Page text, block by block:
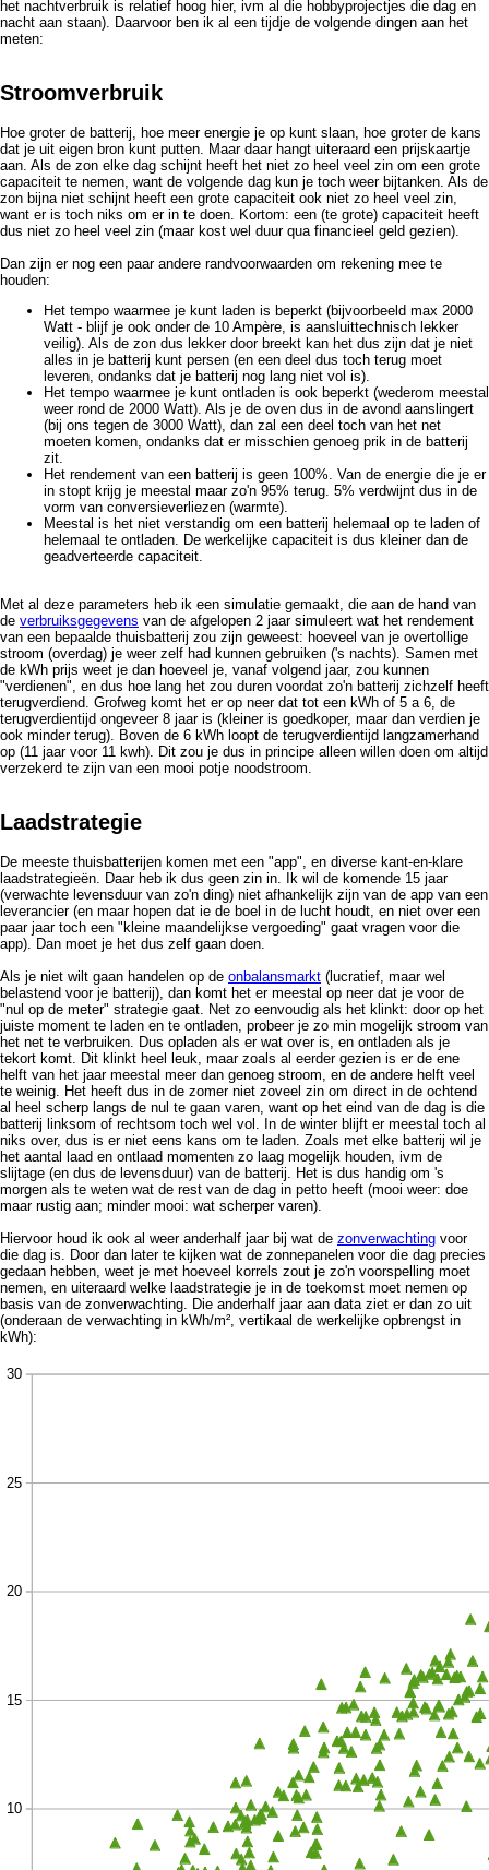
het nachtverbruik is relatief hoog hier, ivm al die hobbyprojectjes die dag en
nacht aan staan). Daarvoor ben ik al een tijdje de volgende dingen aan het
meten:
Stroomverbruik
Hoe groter de batterij, hoe meer energie je op kunt slaan, hoe groter de kans
dat je uit eigen bron kunt putten. Maar daar hangt uiteraard een prijskaartje
aan. Als de zon elke dag schijnt heeft het niet zo heel veel zin om een grote
capaciteit te nemen, want de volgende dag kun je toch weer bijtanken. Als de
zon bijna niet schijnt heeft een grote capaciteit ook niet zo heel veel zin,
want er is toch niks om er in te doen. Kortom: een (te grote) capaciteit heeft
dus niet zo heel veel zin (maar kost wel duur qua financieel geld gezien).
Dan zijn er nog een paar andere randvoorwaarden om rekening mee te
houden:
Het tempo waarmee je kunt laden is beperkt (bijvoorbeeld max 2000
Watt - blijf je ook onder de 10 Ampère, is aansluittechnisch lekker
veilig). Als de zon dus lekker door breekt kan het dus zijn dat je niet
alles in je batterij kunt persen (en een deel dus toch terug moet
leveren, ondanks dat je batterij nog lang niet vol is).
Het tempo waarmee je kunt ontladen is ook beperkt (wederom meestal
weer rond de 2000 Watt). Als je de oven dus in de avond aanslingert
(bij ons tegen de 3000 Watt), dan zal een deel toch van het net
moeten komen, ondanks dat er misschien genoeg prik in de batterij
zit.
Het rendement van een batterij is geen 100%. Van de energie die je er
in stopt krijg je meestal maar zo'n 95% terug. 5% verdwijnt dus in de
vorm van conversieverliezen (warmte).
Meestal is het niet verstandig om een batterij helemaal op te laden of
helemaal te ontladen. De werkelijke capaciteit is dus kleiner dan de
geadverteerde capaciteit.
Met al deze parameters heb ik een simulatie gemaakt, die aan de hand van
de verbruiksgegevens van de afgelopen 2 jaar simuleert wat het rendement
van een bepaalde thuisbatterij zou zijn geweest: hoeveel van je overtollige
stroom (overdag) je weer zelf had kunnen gebruiken ('s nachts). Samen met
de kWh prijs weet je dan hoeveel je, vanaf volgend jaar, zou kunnen
"verdienen", en dus hoe lang het zou duren voordat zo'n batterij zichzelf heeft
terugverdiend. Grofweg komt het er op neer dat tot een kWh of 5 a 6, de
terugverdientijd ongeveer 8 jaar is (kleiner is goedkoper, maar dan verdien je
ook minder terug). Boven de 6 kWh loopt de terugverdientijd langzamerhand
op (11 jaar voor 11 kwh). Dit zou je dus in principe alleen willen doen om altijd
verzekerd te zijn van een mooi potje noodstroom.
Laadstrategie
De meeste thuisbatterijen komen met een "app", en diverse kant-en-klare
laadstrategieën. Daar heb ik dus geen zin in. Ik wil de komende 15 jaar
(verwachte levensduur van zo'n ding) niet afhankelijk zijn van de app van een
leverancier (en maar hopen dat ie de boel in de lucht houdt, en niet over een
paar jaar toch een "kleine maandelijkse vergoeding" gaat vragen voor die
app). Dan moet je het dus zelf gaan doen.
Als je niet wilt gaan handelen op de onbalansmarkt (lucratief, maar wel
belastend voor je batterij), dan komt het er meestal op neer dat je voor de
"nul op de meter" strategie gaat. Net zo eenvoudig als het klinkt: door op het
juiste moment te laden en te ontladen, probeer je zo min mogelijk stroom van
het net te verbruiken. Dus opladen als er wat over is, en ontladen als je
tekort komt. Dit klinkt heel leuk, maar zoals al eerder gezien is er de ene
helft van het jaar meestal meer dan genoeg stroom, en de andere helft veel
te weinig. Het heeft dus in de zomer niet zoveel zin om direct in de ochtend
al heel scherp langs de nul te gaan varen, want op het eind van de dag is die
batterij linksom of rechtsom toch wel vol. In de winter blijft er meestal toch al
niks over, dus is er niet eens kans om te laden. Zoals met elke batterij wil je
het aantal laad en ontlaad momenten zo laag mogelijk houden, ivm de
slijtage (en dus de levensduur) van de batterij. Het is dus handig om 's
morgen als te weten wat de rest van de dag in petto heeft (mooi weer: doe
maar rustig aan; minder mooi: wat scherper varen).
Hiervoor houd ik ook al weer anderhalf jaar bij wat de zonverwachting voor
die dag is. Door dan later te kijken wat de zonnepanelen voor die dag precies
gedaan hebben, weet je met hoeveel korrels zout je zo'n voorspelling moet
nemen, en uiteraard welke laadstrategie je in de toekomst moet nemen op
basis van de zonverwachting. Die anderhalf jaar aan data ziet er dan zo uit
(onderaan de verwachting in kWh/m², vertikaal de werkelijke opbrengst in
kWh):